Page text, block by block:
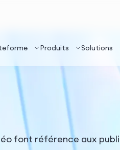
Produits Solutions
font référence aux